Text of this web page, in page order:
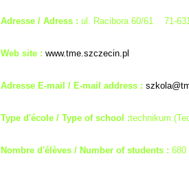
Adresse / Adress : ul. Racibora 60/61 71-
Web site : www.tme.szczecin.pl
Adresse E-mail / E-mail address :
Type d'école / Type of school :technikum
Nombre d'élèves / Number of students : 680